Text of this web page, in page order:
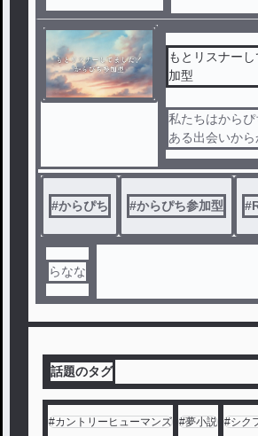
もとリスナー
加型
私たちはからぴ
ある出会いから
？！こんな少
って良いのか…
#からぴち #からぴち参加型 #
らなな
話題のタグ
#カントリーヒューマンズ #夢小説 #シク